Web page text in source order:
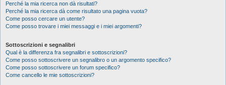
Perché la mia ricerca non dà risultati?
Perché la mia ricerca dà come risultato una pagina vuota?
Come posso cercare un utente?
Come posso trovare i miei messaggi e i miei argomenti?
Sottoscrizioni e segnalibri
Qual è la differenza fra segnalibri e sottoscrizioni?
Come posso sottoscrivere un segnalibro o un argomento specifico?
Come posso sottoscrivere un forum specifico?
Come cancello le mie sottoscrizioni?